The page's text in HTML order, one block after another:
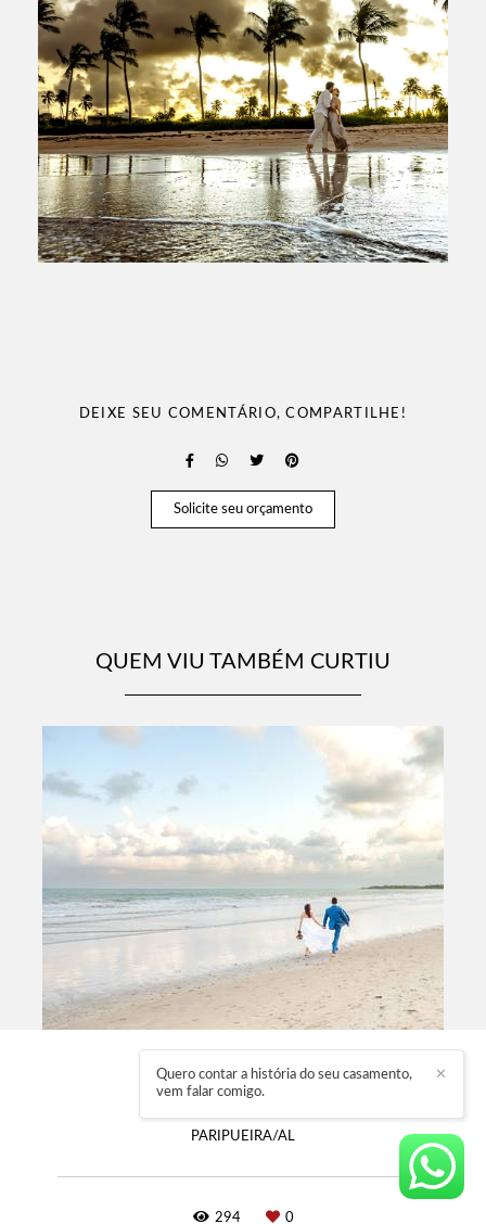
DEIXE SEU COMENTÁRIO, COMPARTILHE!
Solicite seu orçamento
QUEM VIU TAMBÉM CURTIU
TATI E THIAGO
PARIPUEIRA/AL
294 0
✕
Quero contar a história do seu casamento,
vem falar comigo.